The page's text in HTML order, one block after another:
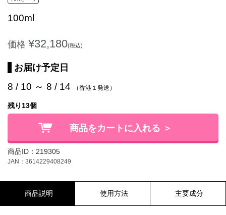
100ml
価格 ¥32,180(税込)
お届け予定日
8 / 10 ～ 8 / 14 （香港１発送）
残り13個
商品をカートに入れる ＞
商品ID：219305
JAN：3614229408249
商品説明 使用方法 主要成分